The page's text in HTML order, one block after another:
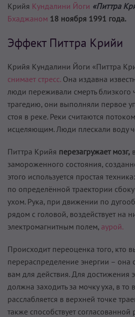
Крийя Кундалини Йоги «Питтра
Бхаджаном 18 ноября 1991 года.
Эффект Питтра Крийи
Крийя Кундалини Йоги «Питтра
снимает стресс.Она издавна
люди переживали смерть близкого
трагедию, они выполняли первое
стоя в реке. Реки считаются
исцеляющим. Люди плескали воду
Питтра Крийя перезагружает мозг,
замороженного состояния,
этого используется простая
по определённой траектории
ухом. Рука, при движении по
рядом с головой, воздействует на
электромагнитным полем, аурой.
Происходит переоценка того, кто
перераспределение энергии – она
вам для действия. Для достижения
должна заходить за мочку уха, в то
расслабляется в верхней точке
также способствует